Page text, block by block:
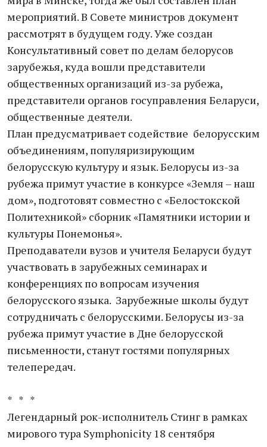
мероприятий. В Совете министров документ
рассмотрят в будущем году. Уже создан
Консультативный совет по делам белорусов
зарубежья, куда вошли представители
общественных организаций из-за рубежа,
представители органов госуправления Беларуси,
общественные деятели.
План предусматривает содействие белорусским
объединениям, популяризирующим
белорусскую культуру и язык. Белорусы из-за
рубежа примут участие в конкурсе «Земля – наш
дом», подготовят совместно с «Белостокской
Политехникой» сборник «Памятники истории и
культуры Понемонья».
Преподаватели вузов и учителя Беларуси будут
участвовать в зарубежных семинарах и
конференциях по вопросам изучения
белорусского языка. Зарубежные школы будут
сотрудничать с белорусскими. Белорусы из-за
рубежа примут участие в Дне белорусской
письменности, станут гостями популярных
телепередач.
* * *
Легендарный рок-исполнитель Стинг в рамках
мирового тура Symphonicity 18 сентября